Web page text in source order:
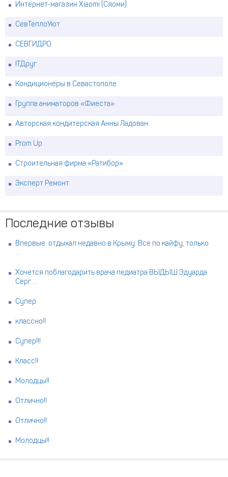
Интернет-магазин Xiaomi (Сяоми)
СевТеплоУют
СЕВГИДРО
ITДруг
Кондиционеры в Севастополе
Группа аниматоров «Фиеста»
Авторская кондитерская Анны Ладован
Prom Up
Строительная фирма «Ратибор»
Эксперт Ремонт
Последние отзывы
Впервые отдыхал недавно в Крыму. Всё по кайфу, только
...
Хочется поблагодарить врача педиатра ВЫДЫШ Эдуарда
Серг ...
Супер
классно!!
Супер!!!
Класс!!
Молодцы!!
Отлично!!
Отлично!!
Молодцы!!